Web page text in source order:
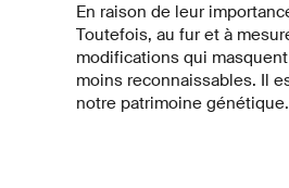
En raison de leur
Toutefois, au fur et à
modifications qui
moins reconnaissables. Il
notre patrimoine génétique.